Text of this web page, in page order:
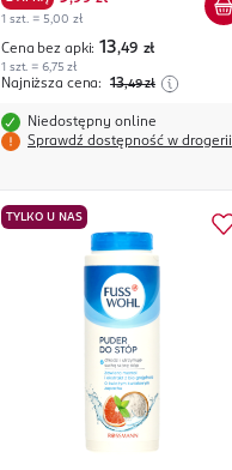
1 szt. = 5,00 zł
Cena bez apki: 13,49 zł
1 szt. = 6,75 zł
Najniższa cena: 13,49 zł
Niedostępny online
Sprawdź dostępność w drogerii
TYLKO U NAS